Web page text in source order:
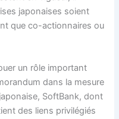
japonaises soient
que co-actionnaires ou
un rôle important
dans la mesure
SoftBank, dont
des liens privilégiés